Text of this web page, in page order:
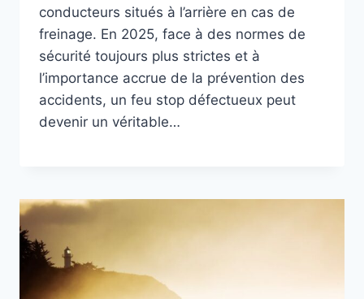
conducteurs situés à l’arrière en cas de
freinage. En 2025, face à des normes de
sécurité toujours plus strictes et à
l’importance accrue de la prévention des
accidents, un feu stop défectueux peut
devenir un véritable…